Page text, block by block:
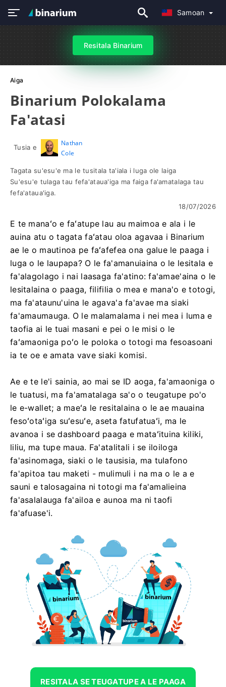
Samoan
Resitala Binarium
Aiga
Binarium Polokalama
Fa'atasi
Tusia e
Nathan
Cole
Tagata su'esu'e ma le tusitala ta'iala i luga ole laiga
Su'esu'e tulaga tau fefa'ataua'iga ma faiga fa'amatalaga tau
fefa'ataua'iga.
18/07/2026
E te manaʻo e faʻatupe lau au maimoa e ala i le
auina atu o tagata faʻatau oloa agavaa i Binarium
ae le o mautinoa pe faʻafefea ona galue le paaga i
luga o le laupapa? O le fa'amanuiaina o le lesitala e
fa'alagolago i nai laasaga fa'atino: fa'amae'aina o le
lesitalaina o paaga, filifilia o mea e mana'o e totogi,
ma fa'ataunu'uina le agava'a fa'avae ma siaki
fa'amaumauga. O le malamalama i nei mea i luma e
taofia ai le tuai masani e pei o le misi o le
faʻamaoniga poʻo le poloka o totogi ma fesoasoani
ia te oe e amata vave siaki komisi.
Ae e te le'i sainia, ao mai se ID aoga, fa'amaoniga o
le tuatusi, ma fa'amatalaga sa'o o teugatupe po'o
le e-wallet; a maeʻa le resitalaina o le ae mauaina
fesoʻotaʻiga suʻesuʻe, aseta fatufatuaʻi, ma le
avanoa i se dashboard paaga e mataʻituina kiliki,
liliu, ma tupe maua. Fa'atalitali i se iloiloga
fa'asinomaga, siaki o le tausisia, ma tulafono
fa'apitoa tau maketi - mulimuli i na ma o le a e
sauni e talosagaina ni totogi ma fa'amalieina
fa'asalalauga fa'ailoa e aunoa ma ni taofi
fa'afuase'i.
RESITALA SE TEUGATUPE A LE PAAGA